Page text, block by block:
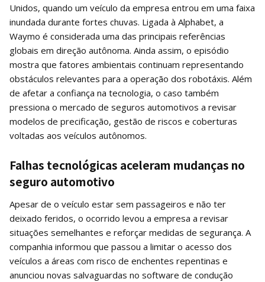
Unidos, quando um veículo da empresa entrou em uma faixa
inundada durante fortes chuvas. Ligada à Alphabet, a
Waymo é considerada uma das principais referências
globais em direção autônoma. Ainda assim, o episódio
mostra que fatores ambientais continuam representando
obstáculos relevantes para a operação dos robotáxis. Além
de afetar a confiança na tecnologia, o caso também
pressiona o mercado de seguros automotivos a revisar
modelos de precificação, gestão de riscos e coberturas
voltadas aos veículos autônomos.
Falhas tecnológicas aceleram mudanças no
seguro automotivo
Apesar de o veículo estar sem passageiros e não ter
deixado feridos, o ocorrido levou a empresa a revisar
situações semelhantes e reforçar medidas de segurança. A
companhia informou que passou a limitar o acesso dos
veículos a áreas com risco de enchentes repentinas e
anunciou novas salvaguardas no software de condução